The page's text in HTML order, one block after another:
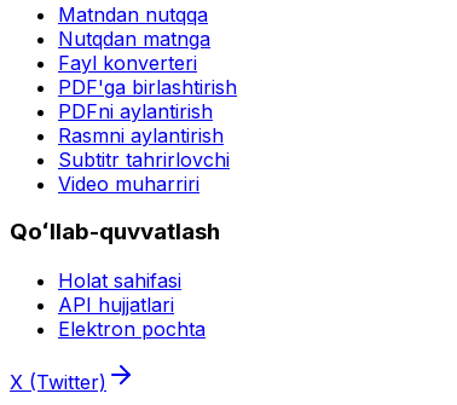
Matndan nutqqa
Nutqdan matnga
Fayl konverteri
PDF'ga birlashtirish
PDFni aylantirish
Rasmni aylantirish
Subtitr tahrirlovchi
Video muharriri
Qoʻllab-quvvatlash
Holat sahifasi
API hujjatlari
Elektron pochta
X (Twitter)